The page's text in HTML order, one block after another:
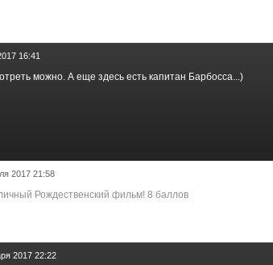
16:41
можно. А еще здесь есть капитан Барбосса...)
2017 21:58
Рождественский фильм! 8 баллов
2017 22:22